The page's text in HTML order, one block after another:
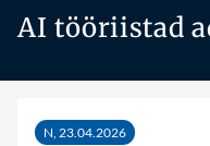
AI tööriistad
N, 23.04.2026